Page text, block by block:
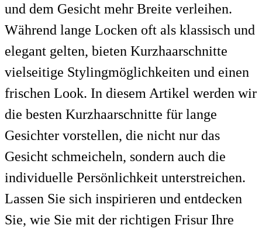
und dem Gesicht mehr Breite verleihen.
Während lange Locken oft als klassisch und
elegant gelten, bieten Kurzhaarschnitte
vielseitige Stylingmöglichkeiten und einen
frischen Look. In diesem Artikel werden wir
die besten Kurzhaarschnitte für lange
Gesichter vorstellen, die nicht nur das
Gesicht schmeicheln, sondern auch die
individuelle Persönlichkeit unterstreichen.
Lassen Sie sich inspirieren und entdecken
Sie, wie Sie mit der richtigen Frisur Ihre